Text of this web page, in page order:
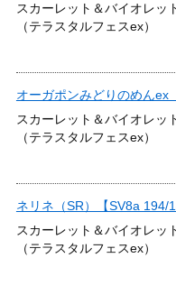
スカーレット＆バイオレッ
（テラスタルフェスex）
オーガポンみどりのめんex
スカーレット＆バイオレッ
（テラスタルフェスex）
ネリネ（SR）【SV8a 194/
スカーレット＆バイオレッ
（テラスタルフェスex）